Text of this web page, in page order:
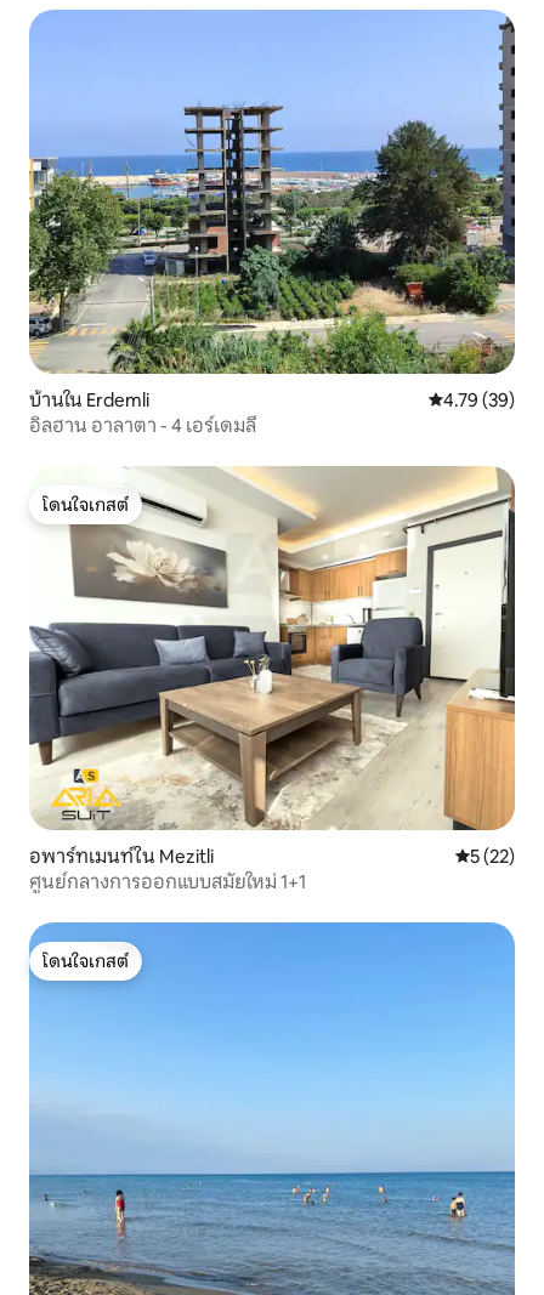
บ้านใน Erdemli คะแนนเฉลี่ย
4.79 (39)
อิลฮาน อาลาตา - 4 เอร์เดมลี
โดนใจเกสต์
โดนใจเกสต์
อพาร์ทเมนท์ใน Mezitli คะแนนเฉลี่
5 (22)
ศูนย์กลางการออกแบบสมัยใหม่ 1+1
โดนใจเกสต์
โดนใจเกสต์